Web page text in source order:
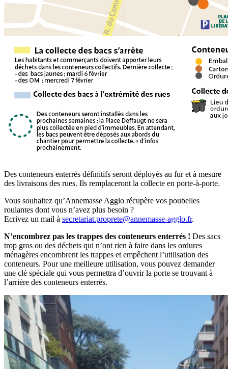
Des conteneurs enterrés définitifs seront déployés au fur et à mesure
des livraisons des rues. Ils remplaceront la collecte en porte-à-porte.
Vous souhaitez qu’Annemasse Agglo récupère vos poubelles
roulantes dont vous n’avez plus besoin ?
Ecrivez un mail à secretariat.proprete@annemasse-agglo.fr.
N’encombrez pas les trappes des conteneurs enterrés ! Des sacs
trop gros ou des déchets qui n’ont rien à faire dans les ordures
ménagères encombrent les trappes et empêchent l’utilisation des
conteneurs. Pour une meilleure utilisation, vous pouvez demander
une clé spéciale qui vous permettra d’ouvrir la porte se trouvant à
l’arrière des conteneurs enterrés.